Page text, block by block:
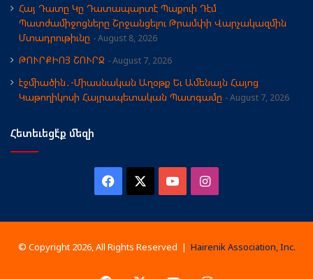
Հայ Դատը Կը Դատապարտէ Պաքուի Դէմ
Պատժամիջոցները Շրջանցելու Թրամփի Վարչակազմին
Մտադրութիւնը
August 8, 2026
ԹՈՒՐՔԻՈՅ ՇՈՒՐՋ August 7, 2026
էջմիածին․-Միասնական Աղօթք Եւ Ամենայն Հայոց
Կաթողիկոսի Հայրապետական Պատգամը
August 7, 2026
Հետեւեցէ՛ք մեզի
Facebook YouTubeInstagram
© Copyright 2026, All Rights Reserved | Hairenik Association, Inc.